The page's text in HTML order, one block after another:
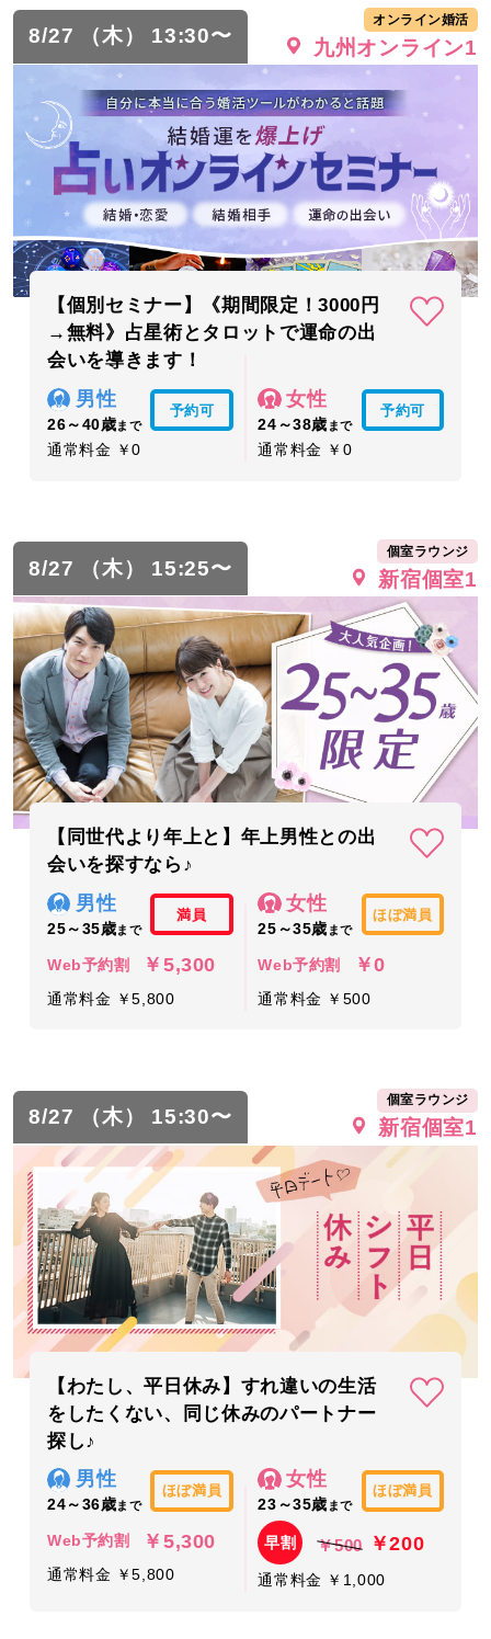
8/27 （木） 13:30〜
オンライン婚活
九州オンライン1
【個別セミナー】《期間限定！3000円
→無料》占星術とタロットで運命の出
会いを導きます！
男性
26～40歳まで
予約可
通常料金 ￥0
女性
24～38歳 まで
予約可
通常料金 ￥0
8/27 （木） 15:25〜
個室ラウンジ
新宿個室1
【同世代より年上と】年上男性との出
会いを探すなら♪
男性
25～35歳まで
満員
Web予約割 ￥5,300
通常料金 ￥5,800
女性
25～35歳 まで
ほぼ満員
Web予約割 ￥0
通常料金 ￥500
8/27 （木） 15:30〜
個室ラウンジ
新宿個室1
【わたし、平日休み】すれ違いの生活
をしたくない、同じ休みのパートナー
探し♪
男性
24～36歳まで
ほぼ満員
Web予約割 ￥5,300
通常料金 ￥5,800
女性
23～35歳 まで
ほぼ満員
早割 ￥500 ￥200
通常料金 ￥1,000